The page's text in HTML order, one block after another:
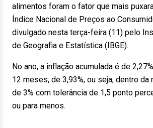
alimentos foram o fator que mais
Índice Nacional de Preços ao
divulgado nesta terça-feira (11) pelo
de Geografia e Estatística (IBGE).
No ano, a inflação acumulada é de
12 meses, de 3,93%, ou seja, dentro da
de 3% com tolerância de 1,5 ponto
ou para menos.